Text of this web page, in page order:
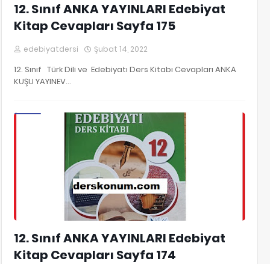
12. Sınıf ANKA YAYINLARI Edebiyat
Kitap Cevapları Sayfa 175
edebiyatdersi Şubat 14, 2022
12. Sınıf Türk Dili ve Edebiyatı Ders Kitabı Cevapları ANKA
KUŞU YAYINEV…
12. Sınıf ANKA YAYINLARI Edebiyat
Kitap Cevapları Sayfa 174